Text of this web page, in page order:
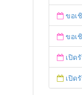
ขอเชิญ
ขอเชิ
เปิด
เปิดรั